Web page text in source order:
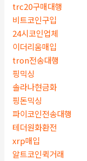
trc20구매대행
비트코인구입
24시코인업체
이더리움매입
tron전송대행
핑믹싱
솔라나현금화
핑돈믹싱
파이코인전송대행
테더원화환전
xrp매입
알트코인퀵거래